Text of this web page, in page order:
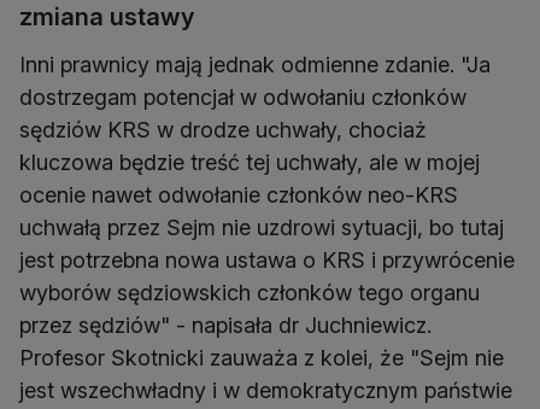
zmiana ustawy
Inni prawnicy mają jednak odmienne zdanie. "Ja
dostrzegam potencjał w odwołaniu członków
sędziów KRS w drodze uchwały, chociaż
kluczowa będzie treść tej uchwały, ale w mojej
ocenie nawet odwołanie członków neo-KRS
uchwałą przez Sejm nie uzdrowi sytuacji, bo tutaj
jest potrzebna nowa ustawa o KRS i przywrócenie
wyborów sędziowskich członków tego organu
przez sędziów" - napisała dr Juchniewicz.
Profesor Skotnicki zauważa z kolei, że "Sejm nie
jest wszechwładny i w demokratycznym państwie